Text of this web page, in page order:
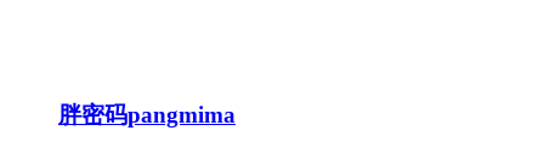
胖密码pangmima